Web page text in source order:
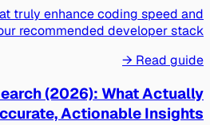
truly enhance coding speed and
recommended developer stack.
Read guide →
(2026): What Actually
Actionable Insights